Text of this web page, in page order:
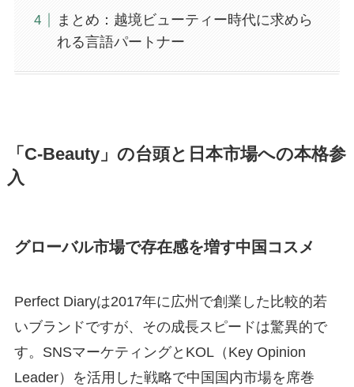
まとめ：越境ビューティー時代に求めら
れる言語パートナー
「C-Beauty」の台頭と日本市場への本格参
入
グローバル市場で存在感を増す中国コスメ
Perfect Diaryは2017年に広州で創業した比較的若
いブランドですが、その成長スピードは驚異的で
す。SNSマーケティングとKOL（Key Opinion
Leader）を活用した戦略で中国国内市場を席巻